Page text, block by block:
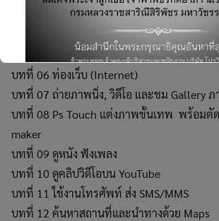
บทที่ 03 S Note จดบันทึก ขีดเขียน ได้อย่างอั
บทที่ 04 เชื่อมต่ออินเทอร์เน็ต และ Wi-Fi
บทที่ 05 ดาวน์โหลดแอพจาก Google Play
บทที่ 06 ท่องเว็บ (Internet)
บทที่ 07 ถ่ายภาพนิ่ง, วิดีโอ และชม Gallery ภ
บทที่ 08 Ps Touch แต่งภาพขั้นเทพ พร้อมตั
maker
บทที่ 09 ดูหนัง ฟังเพลง
บทที่ 10 ดูคลิปวิดีโอบน YouTube
บทที่ 11 ใช้งานโทรศัพท์ ส่ง SMS/MMS
บทที่ 12 ค้นหาสถานที่และนำทางด้วย Maps